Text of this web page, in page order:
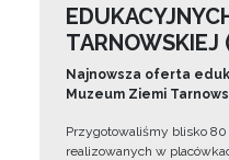
TARNOWSKIEJ
Najnowsza oferta
Muzeum Ziemi
Przygotowaliśmy blisko
realizowanych w